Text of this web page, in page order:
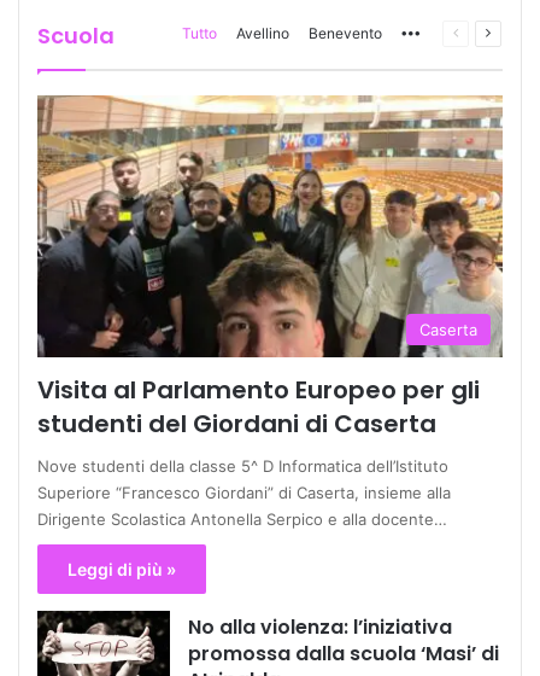
Scuola Tutto Avellino Benevento More Pagina
Caserta
Visita al Parlamento Europeo per gli
studenti del Giordani di Caserta
Nove studenti della classe 5^ D Informatica dell’Istituto
Superiore “Francesco Giordani” di Caserta, insieme alla
Dirigente Scolastica Antonella Serpico e alla docente…
Leggi di più »
No alla violenza: l’iniziativa
promossa dalla scuola ‘Masi’ di